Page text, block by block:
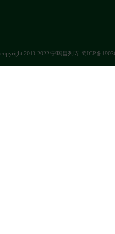
copyright 2019-2022 宁玛昌列寺 蜀ICP备